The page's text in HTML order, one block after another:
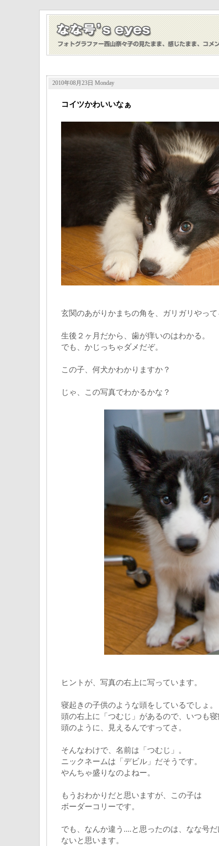
2010年08月23日 Monday
コイツかわいいなぁ
玄関のあがりかまちの角を、ガリガリやっ
生後２ヶ月だから、歯が痒いのはわかる。
でも、かじっちゃダメだぞ。
この子、何犬かわかりますか？
じゃ、この写真でわかるかな？
ヒントが、写真の右上に写っています。
寝起きの子供のような頭をしているでしょ。
頭の右上に「つむじ」があるので、いつも
頭のように、見えるんですってさ。
そんなわけで、名前は「つむじ」。
ニックネームは「デビル」だそうです。
やんちゃ盛りなのよねー。
もうおわかりだと思いますが、この子は
ボーダーコリーです。
でも、なんか違う....と思ったのは、なな号
ないと思います。